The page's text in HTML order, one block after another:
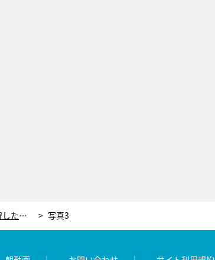
松本若菜、真っ暗なバルコニーで猛練習したアイドルのダンスシーン。しかし蓋を開けると「あんなに頑張ったのに…」 写真3